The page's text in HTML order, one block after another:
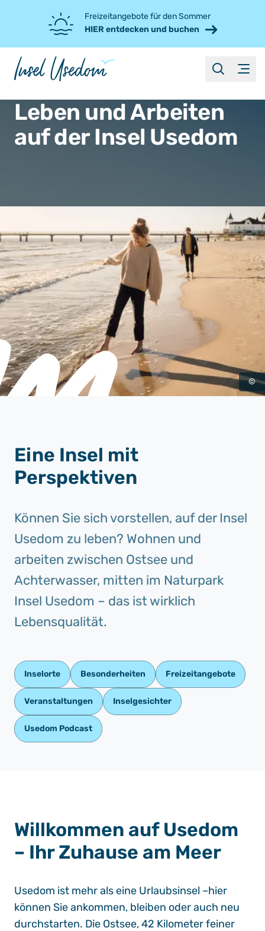
Freizeitangebote für den Sommer
HIER entdecken und buchen
Menü
suchen
Leben und Arbeiten
auf der Insel Usedom
©
Eine Insel mit
Perspektiven
Können Sie sich vorstellen, auf der Insel
Usedom zu leben? Wohnen und
arbeiten zwischen Ostsee und
Achterwasser, mitten im Naturpark
Insel Usedom – das ist wirklich
Lebensqualität.
Inselorte Besonderheiten Freizeitangebote
Veranstaltungen Inselgesichter
Usedom Podcast
Willkommen auf Usedom
– Ihr Zuhause am Meer
Usedom ist mehr als eine Urlaubsinsel –hier
können Sie ankommen, bleiben oder auch neu
durchstarten. Die Ostsee, 42 Kilometer feiner